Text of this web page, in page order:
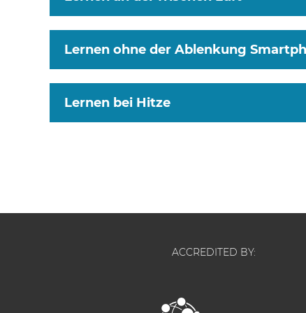
Lernen ohne der Ablenkung
Lernen bei Hitze
ACCREDITED BY: